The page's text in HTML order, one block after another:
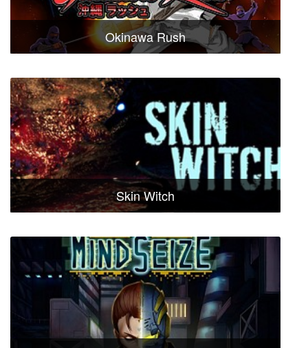
Okinawa Rush
Skin Witch